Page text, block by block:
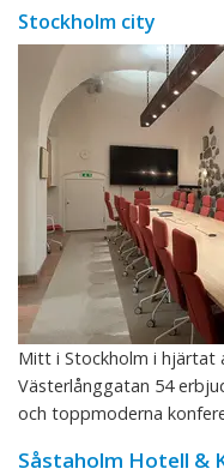
Stockholm city
Mitt i Stockholm i hjärtat
Västerlånggatan 54
och toppmoderna
Såstaholm Hotell &